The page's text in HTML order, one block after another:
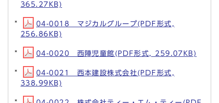
365.27KB)
04-0018 マジカルグループ(PDF形式,
256.86KB)
04-0020 西陣児童館(PDF形式, 259.07KB)
04-0021 西本建設株式会社(PDF形式,
338.99KB)